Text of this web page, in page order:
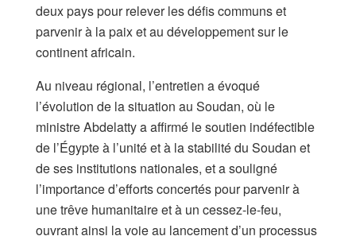
deux pays pour relever les défis communs et
parvenir à la paix et au développement sur le
continent africain.
Au niveau régional, l’entretien a évoqué
l’évolution de la situation au Soudan, où le
ministre Abdelatty a affirmé le soutien indéfectible
de l’Égypte à l’unité et à la stabilité du Soudan et
de ses institutions nationales, et a souligné
l’importance d’efforts concertés pour parvenir à
une trêve humanitaire et à un cessez-le-feu,
ouvrant ainsi la voie au lancement d’un processus